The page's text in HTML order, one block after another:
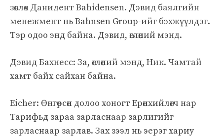
зөвлөх Данидент Bahidensen. Дэвид баялгийн
менежмент нь Bahnsen Group-ийг бэхжүүлдэг.
Тэр одоо энд байна. Дэвид, өглөөний мэнд.
Дэвид Бахнесс: За, өглөөний мэнд, Ник. Чамтай
хамт байх сайхан байна.
Eicher: Өнгөрсөн долоо хоногт Ерөнхийлөгч нар
Тарифьд зараа зарласнаар зарлигийг
зарласнаар зарлав. Зах зээл нь эерэг хариу